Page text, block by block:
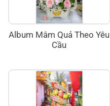
Album Mâm Quả Theo Yêu
Cầu